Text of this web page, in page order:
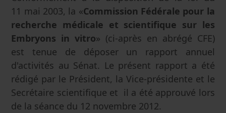
11 mai 2003, la «Commission Fédérale pour la
recherche médicale et scientifique sur les
Embryons in vitro» (ci-après en abrégé CFE)
est tenue de déposer un rapport annuel
d'activités au Sénat. Le présent rapport a été
rédigé par le Président, la Vice-présidente et le
Secrétaire scientifique et il a été approuvé lors
de la séance du 12 novembre 2012.